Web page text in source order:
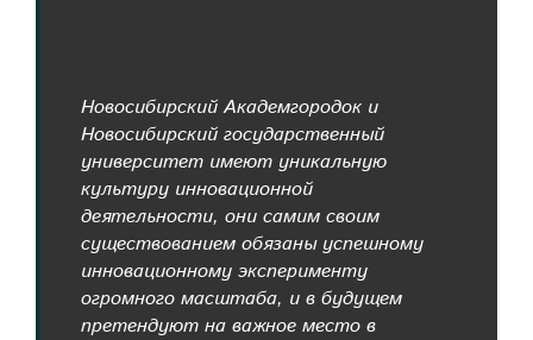
Новосибирский Академгородок и
Новосибирский государственный
университет имеют уникальную
культуру инновационной
деятельности, они самим своим
существованием обязаны успешному
инновационному эксперименту
огромного масштаба, и в будущем
претендуют на важное место в